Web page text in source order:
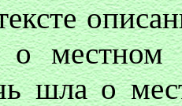
о местном
шла о